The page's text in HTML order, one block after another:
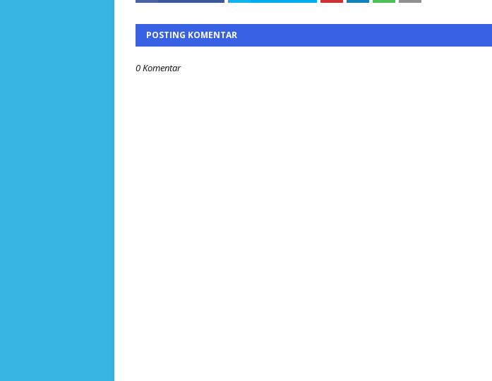
POSTING KOMENTAR
0 Komentar